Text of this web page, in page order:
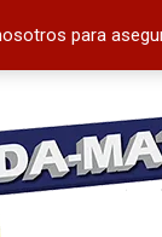
para